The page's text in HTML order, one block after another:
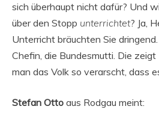
sich überhaupt nicht dafür? Und
über den Stopp unterrichtet? Ja,
Unterricht bräuchten Sie
Chefin, die Bundesmutti. Die
man das Volk so verarscht, dass
Stefan Otto aus Rodgau meint: